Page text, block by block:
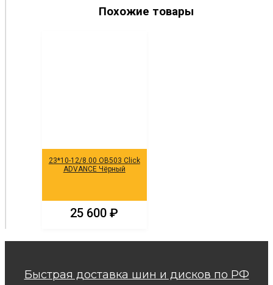
Похожие товары
23*10-12/8.00 OB503 Click
ADVANCE Чёрный
25 600₽
Быстрая доставка шин и дисков по РФ